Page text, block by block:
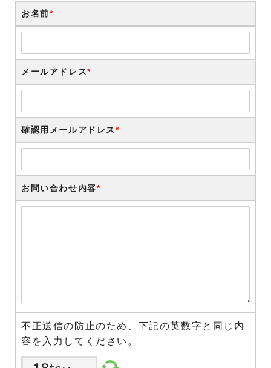
お名前*
メールアドレス*
確認用メールアドレス*
お問い合わせ内容*
不正送信の防止のため、下記の英数字と同じ内
容を入力してください。